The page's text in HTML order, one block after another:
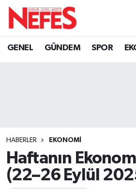
GENEL GÜNDEM SPOR
HABERLER EKONOMİ
Haftanın
(22–26 Eylül
Hava Durumu
Süper Lig Puan Durumu ve
Tüm Manşetler
Son Dakika Haberleri